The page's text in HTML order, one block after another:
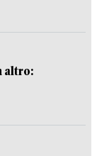
altro: